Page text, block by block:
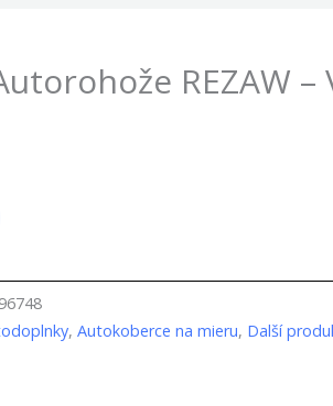
REZAW –
,Autokoberce na mieru, Další